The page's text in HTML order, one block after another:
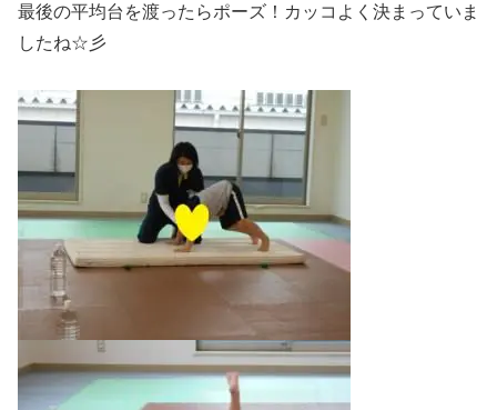
最後の平均台を渡ったらポーズ！カッコよく決まっていま
したね☆彡